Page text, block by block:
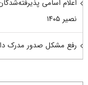
اعلام اسامی
نصیر ۱۴۰۵
رفع مشکل صدور مدرک